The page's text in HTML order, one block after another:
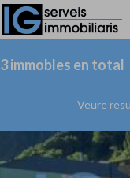
3 immobles en total
Veure